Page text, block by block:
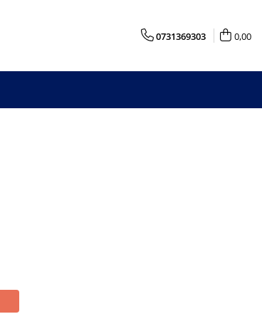
0731369303 0,00